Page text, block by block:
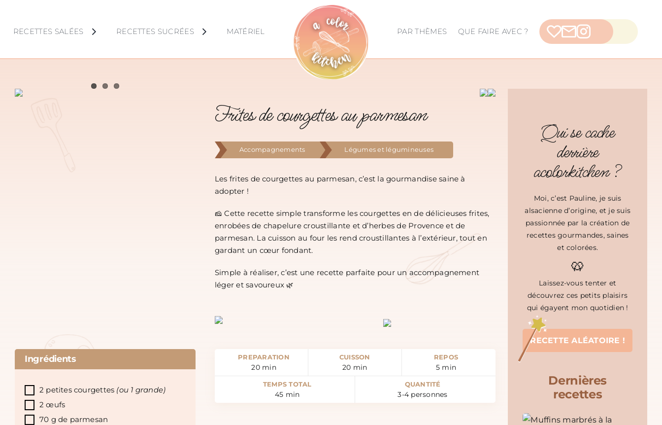
content
RECETTES SALÉES RECETTES SUCRÉES MATÉRIEL PAR THÈMES QUE FAIRE AVEC ?
Frites de courgettes au parmesan
Accompagnements Légumes et légumineuses
Les frites de courgettes au parmesan, c’est la gourmandise saine à
adopter !
🧀 Cette recette simple transforme les courgettes en de délicieuses frites,
enrobées de chapelure croustillante et d’herbes de Provence et de
parmesan. La cuisson au four les rend croustillantes à l’extérieur, tout en
gardant un cœur fondant.
Simple à réaliser, c’est une recette parfaite pour un accompagnement
léger et savoureux 🌿
Ingrédients
2 petites courgettes (ou 1 grande)
2 œufs
70 g de parmesan
PREPARATION
20min
CUISSON
20 min
REPOS
5 min
TEMPS TOTAL
45 min
QUANTITÉ
3-4 personnes
Qui se cache
derrière
acolorkitchen ?
Moi, c’est Pauline, je suis
alsacienne d’origine, et je suis
passionnée par la création de
recettes gourmandes, saines
et colorées.
🥨
Laissez-vous tenter et
découvrez ces petits plaisirs
qui égayent mon quotidien !
RECETTE ALÉATOIRE !
Dernières
recettes